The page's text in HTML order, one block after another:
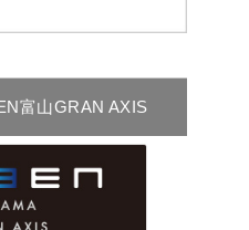
富山GRAN AXIS